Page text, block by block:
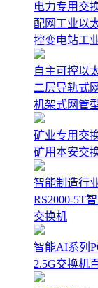
电力专用交
配网工业以
控变电站工
自主可控以
二层导轨式
机架式网管
矿业专用交
矿用本安交
智能制造行
RS2000-5T
交换机
智能AI系列
2.5G交换机